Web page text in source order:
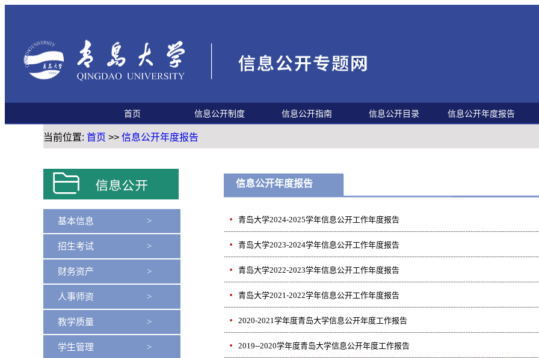
首页 信息公开制度 信息公开指南 信息公开目录 信息公开年度报告
当前位置: 首页 >> 信息公开年度报告
基本信息 >
招生考试 >
财务资产 >
人事师资 >
教学质量 >
学生管理 >
信息公开年度报告
青岛大学2024-2025学年信息公开工作年度报告
青岛大学2023-2024学年信息公开工作年度报告
青岛大学2022-2023学年信息公开工作年度报告
青岛大学2021-2022学年信息公开工作年度报告
2020-2021学年度青岛大学信息公开年度工作报告
2019--2020学年度青岛大学信息公开年度工作报告